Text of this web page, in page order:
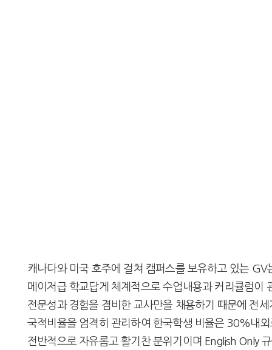
캐나다와 미국 호주에 걸쳐 캠퍼스를 보유하고 있는
메이저급 학교답게 체계적으로 수업내용과 커리큘럼이
전문성과 경험을 겸비한 교사만을 채용하기 때문에 전
국적비율을 엄격히 관리하여 한국학생 비율은 30%내
전반적으로 자유롭고 활기찬 분위기이며 English Only